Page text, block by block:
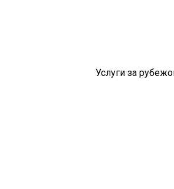
Услуги за